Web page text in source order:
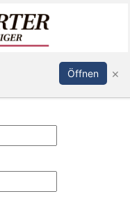
Anmelden
Öffnen ×